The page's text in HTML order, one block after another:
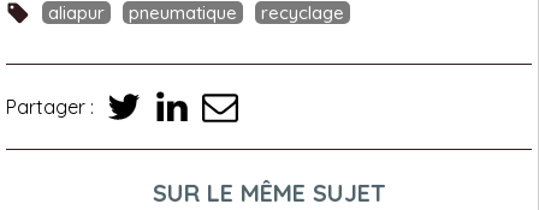
aliapur pneumatique recyclage
Partager :
SUR LE MÊME SUJET